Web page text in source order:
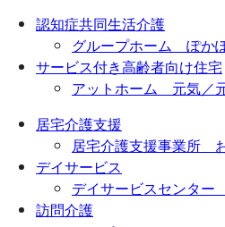
認知症共同生活介護
グループホーム ぽか
サービス付き高齢者向け住宅
アットホーム 元気／
居宅介護支援
居宅介護支援事業所
デイサービス
デイサービスセンタ
訪問介護